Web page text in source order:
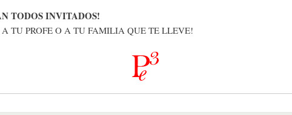
TODOS INVITADOS!
A TU PROFE O A TU FAMILIA QUE TE LLEVE!